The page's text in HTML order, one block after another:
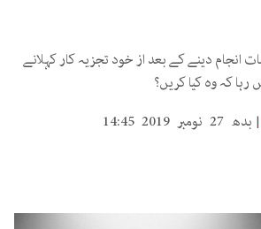
دینے کے بعد از خود تجزیہ کار کہلانے
کہ وہ کیا کریں؟
بدھ 27 نومبر 2019 14:45